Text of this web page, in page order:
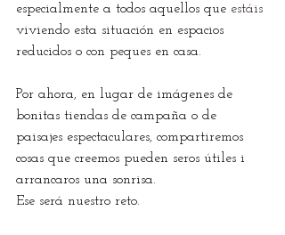
especialmente a todos aquellos que estáis
viviendo esta situación en espacios
reducidos o con peques en casa.
Por ahora, en lugar de imágenes de
bonitas tiendas de campaña o de
paisajes espectaculares, compartiremos
cosas que creemos pueden seros útiles i
arrancaros una sonrisa.
Ese será nuestro reto.